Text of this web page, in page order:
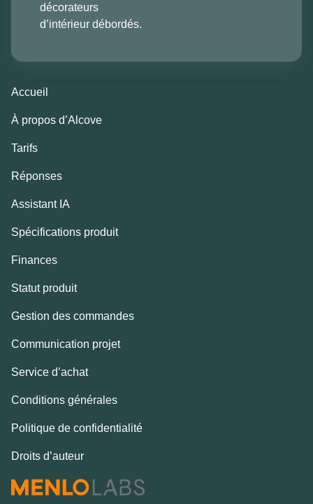
décorateurs
d’intérieur débordés.
Accueil
À propos d’Alcove
Tarifs
Réponses
Assistant IA
Spécifications produit
Finances
Statut produit
Gestion des commandes
Communication projet
Service d’achat
Conditions générales
Politique de confidentialité
Droits d’auteur